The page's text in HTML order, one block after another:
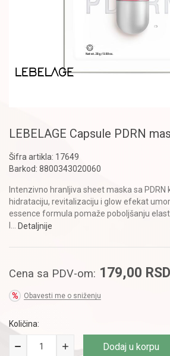
LEBELAGE Capsule PDRN
Šifra artikla: 17649
Barkod: 8800343020060
Intenzivno hranljiva sheet maska sa
hidrataciju, revitalizaciju i glow efekat
essence formula pomaže poboljšanju
Detaljnije
Cena sa PDV-om: 179,00 RSD
Obavesti me o sniženju
Količina:
Dodaj u korpu